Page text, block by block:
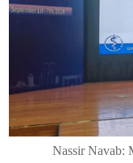
Nassir Navab: